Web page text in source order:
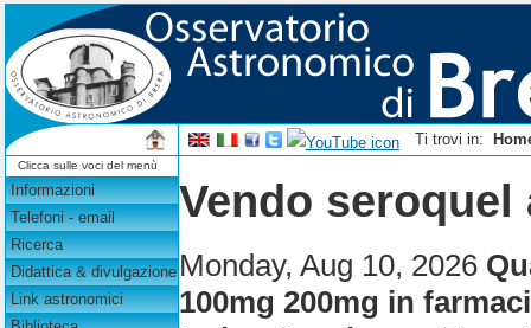
Ti trovi in:
Clicca sulle voci del menù
Informazioni
Telefoni - email
Ricerca
Didattica & divulgazione
Link astronomici
Vendo
Monday, Aug 10, 2026
100mg 200mg in